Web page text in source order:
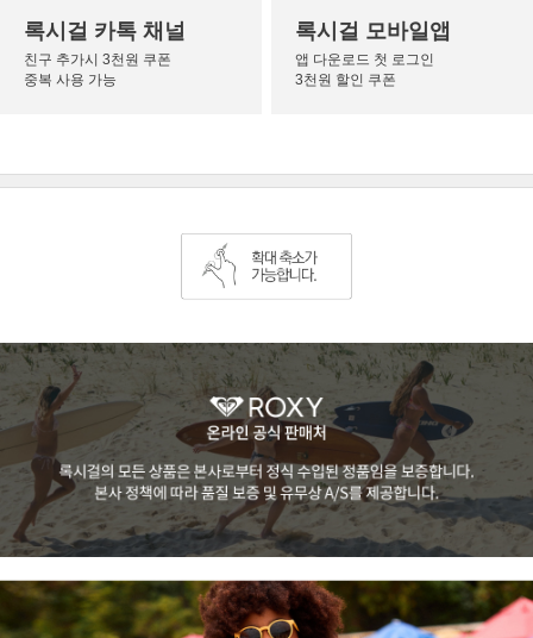
록시걸 카톡 채널
친구 추가시 3천원 쿠폰
중복 사용 가능
록시걸 모바일앱
앱 다운로드 첫 로그인
3천원 할인 쿠폰